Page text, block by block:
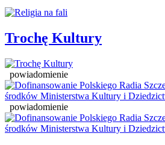
Trochę Kultury
powiadomienie
powiadomienie